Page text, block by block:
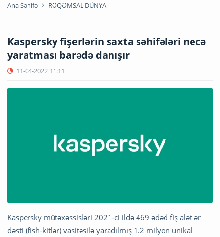
Ana Səhifə RƏQƏMSAL DÜNYA
Kaspersky fişerlərin saxta səhifələri necə
yaratması barədə danışır
11-04-2022 11:11
Kaspersky mütəxəssisləri 2021-ci ildə 469 ədəd fiş alətlər
dəsti (fish-kitlər) vasitəsilə yaradılmış 1.2 milyon unikal